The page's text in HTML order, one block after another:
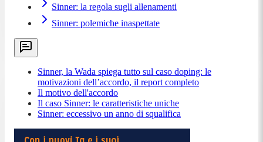
Sinner: la regola sugli allenamenti
Sinner: polemiche inaspettate
Sinner, la Wada spiega tutto sul caso doping: le
motivazioni dell’accordo, il report completo
Il motivo dell'accordo
Il caso Sinner: le caratteristiche uniche
Sinner: eccessivo un anno di squalifica